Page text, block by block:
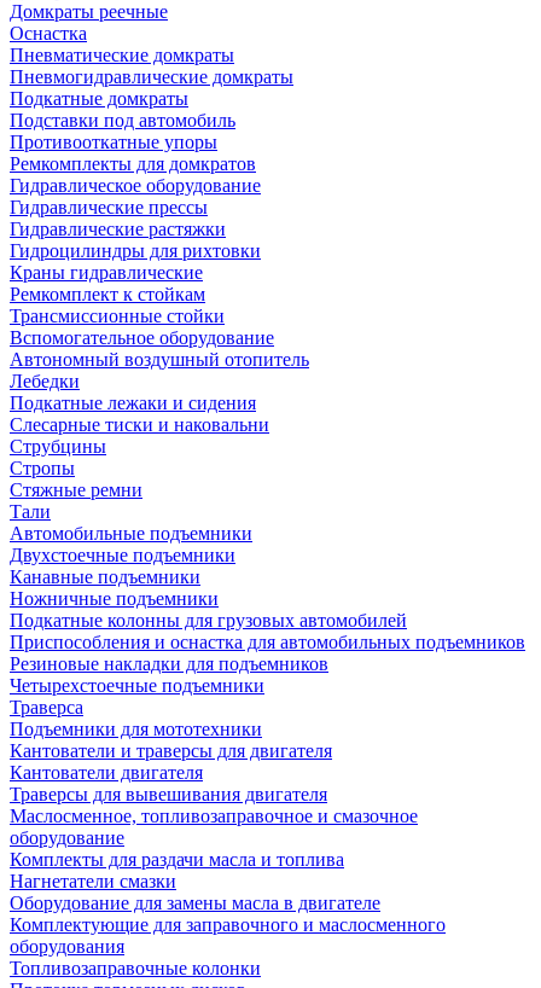
Домкраты реечные
Оснастка
Пневматические домкраты
Пневмогидравлические домкраты
Подкатные домкраты
Подставки под автомобиль
Противооткатные упоры
Ремкомплекты для домкратов
Гидравлическое оборудование
Гидравлические прессы
Гидравлические растяжки
Гидроцилиндры для рихтовки
Краны гидравлические
Ремкомплект к стойкам
Трансмиссионные стойки
Вспомогательное оборудование
Автономный воздушный отопитель
Лебедки
Подкатные лежаки и сидения
Слесарные тиски и наковальни
Струбцины
Стропы
Стяжные ремни
Тали
Автомобильные подъемники
Двухстоечные подъемники
Канавные подъемники
Ножничные подъемники
Подкатные колонны для грузовых автомобилей
Приспособления и оснастка для автомобильных подъемников
Резиновые накладки для подъемников
Четырехстоечные подъемники
Траверса
Подъемники для мототехники
Кантователи и траверсы для двигателя
Кантователи двигателя
Траверсы для вывешивания двигателя
Маслосменное, топливозаправочное и смазочное
оборудование
Комплекты для раздачи масла и топлива
Нагнетатели смазки
Оборудование для замены масла в двигателе
Комплектующие для заправочного и маслосменного
оборудования
Топливозаправочные колонки